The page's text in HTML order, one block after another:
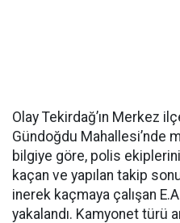
Olay Tekirdağ’ın Merkez
Gündoğdu Mahallesi’nde
bilgiye göre, polis
kaçan ve yapılan takip
inerek kaçmaya çalışan
yakalandı. Kamyonet türü